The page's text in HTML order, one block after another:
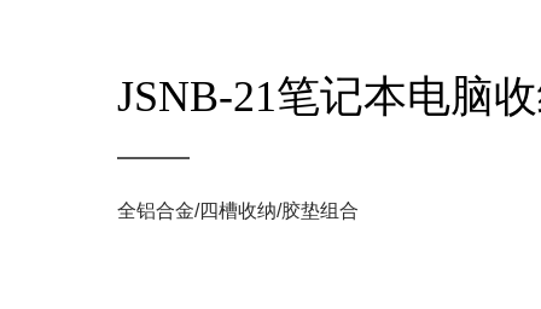
JSNB-21笔记本电脑
全铝合金/四槽收纳/胶垫组合